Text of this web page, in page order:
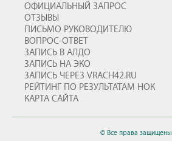
ОФИЦИАЛЬНЫЙ ЗАПРОС
ОТЗЫВЫ
ПИСЬМО РУКОВОДИТЕЛЮ
ВОПРОС-ОТВЕТ
ЗАПИСЬ В АЛДО
ЗАПИСЬ НА ЭКО
ЗАПИСЬ ЧЕРЕЗ VRACH42.RU
РЕЙТИНГ ПО РЕЗУЛЬТАТАМ НОК
КАРТА САЙТА
© Все права защищены